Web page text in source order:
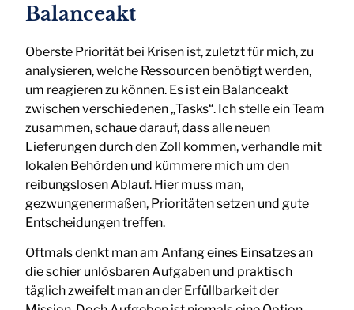
Balanceakt
Oberste Priorität bei Krisen ist, zuletzt für mich, zu
analysieren, welche Ressourcen benötigt werden,
um reagieren zu können. Es ist ein Balanceakt
zwischen verschiedenen „Tasks“. Ich stelle ein Team
zusammen, schaue darauf, dass alle neuen
Lieferungen durch den Zoll kommen, verhandle mit
lokalen Behörden und kümmere mich um den
reibungslosen Ablauf. Hier muss man,
gezwungenermaßen, Prioritäten setzen und gute
Entscheidungen treffen.
Oftmals denkt man am Anfang eines Einsatzes an
die schier unlösbaren Aufgaben und praktisch
täglich zweifelt man an der Erfüllbarkeit der